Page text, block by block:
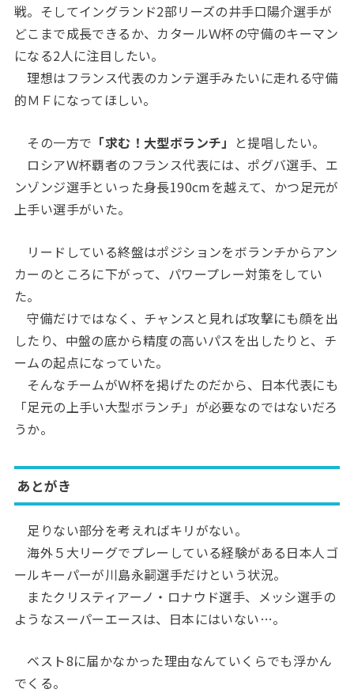
戦。そしてイングランド2部リーズの井手口陽介選手が
どこまで成長できるか、カタールＷ杯の守備のキーマン
になる2人に注目したい。
理想はフランス代表のカンテ選手みたいに走れる守備
的ＭＦになってほしい。
その一方で 「求む！大型ボランチ」 と提唱したい。
ロシアＷ杯覇者のフランス代表には、ポグバ選手、エ
ンゾンジ選手といった身長190cmを越えて、かつ足元が
上手い選手がいた。
リードしている終盤はポジションをボランチからアン
カーのところに下がって、パワープレー対策をしてい
た。
守備だけではなく、チャンスと見れば攻撃にも顔を出
したり、中盤の底から精度の高いパスを出したりと、チ
ームの起点になっていた。
そんなチームがＷ杯を掲げたのだから、日本代表にも
「足元の上手い大型ボランチ」が必要なのではないだろ
うか。
あとがき
足りない部分を考えればキリがない。
海外５大リーグでプレーしている経験がある日本人ゴ
ールキーパーが川島永嗣選手だけという状況。
またクリスティアーノ・ロナウド選手、メッシ選手の
ようなスーパーエースは、日本にはいない…。
ベスト8に届かなかった理由なんていくらでも浮かん
でくる。